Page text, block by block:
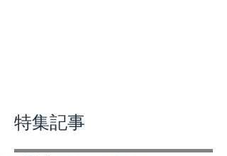
特集記事